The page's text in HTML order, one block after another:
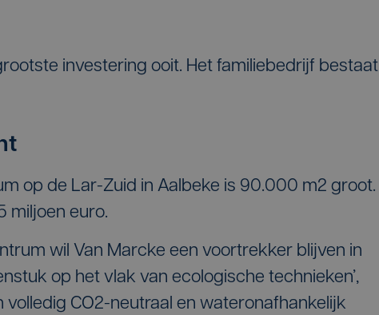
investering ooit. Het familiebedrijf bestaat
op de Lar-Zuid in Aalbeke is 90.000 m2 groot.
miljoen euro.
wil Van Marcke een voortrekker blijven in
op het vlak van ecologische technieken’,
volledig CO2-neutraal en wateronafhankelijk